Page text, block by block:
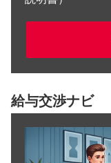
給与交渉ナビ